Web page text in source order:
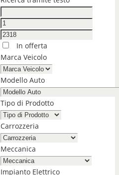
In offerta
Marca Veicolo
Modello Auto
Tipo di Prodotto
Carrozzeria
Meccanica
Impianto Elettrico